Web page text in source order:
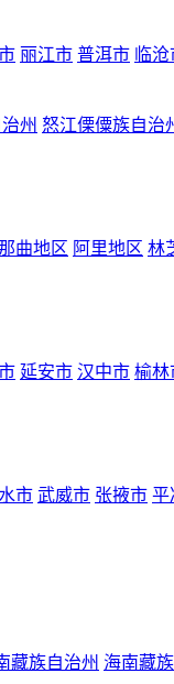
丽江市 普洱市 临
州 怒江傈僳族自治
那曲地区 阿里地区 林
延安市 汉中市 榆林
市 武威市 张掖市 平
藏族自治州 海南藏